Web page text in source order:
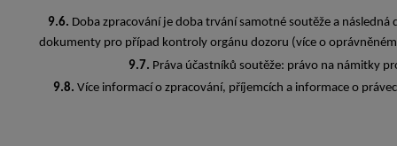
9.6. Doba zpracování je doba trvání samotné soutěže a
dokumenty pro případ kontroly orgánu dozoru (více o
9.7. Práva účastníků soutěže: právo na námitky
9.8. Více informací o zpracování, příjemcích a informace o